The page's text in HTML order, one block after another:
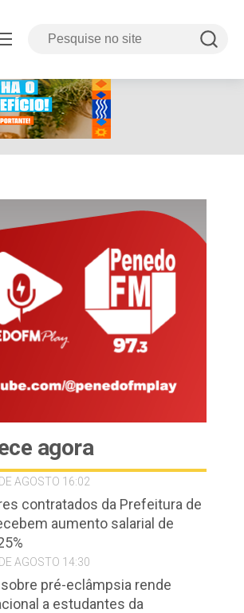
agora
AGOSTO 16:02
contratados da Prefeitura de
aumento salarial de
AGOSTO 14:30
pré-eclâmpsia rende
a estudantes da